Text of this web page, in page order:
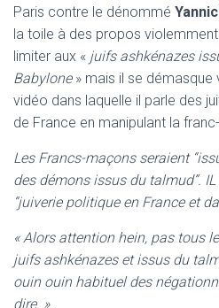
Paris contre le dénommé
la toile à des propos violemment
limiter aux « juifs ashkénazes
Babylone» mais il se démasque
vidéo dans laquelle il parle des
de France en manipulant la
LesFrancs-maçons seraient
des démons issus du talmud”.
“juiverie politique en France et
« Alors attention hein, pas tous
juifs ashkénazes et issus du
ouin ouin habituel des
dire. ».